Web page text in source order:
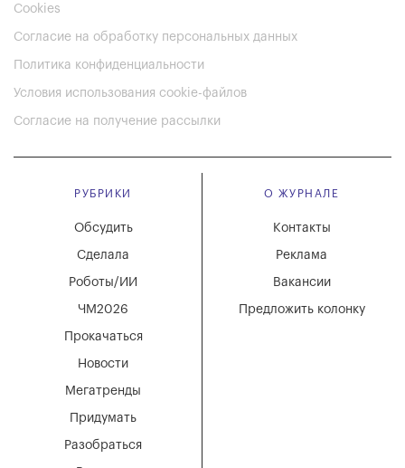
Cookies
Согласие на обработку персональных данных
Политика конфиденциальности
Условия использования cookie-файлов
Согласие на получение рассылки
РУБРИКИ
Мегатренды
Придумать
Разобраться
Новости
Обсудить
Сделала
Роботы/ИИ
ЧМ2026
Прокачаться
О ЖУРНАЛЕ
Вакансии
Реклама
Контакты
Предложить колонку